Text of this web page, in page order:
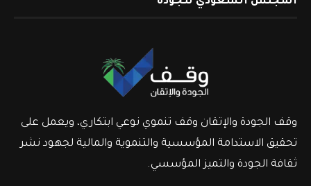
وقف الجودة والإتقان وقف تنموي نوعي ابتكاري، ويعمل على
تحقيق الاستدامة المؤسسية والتنموية والمالية لجهود نشر
ثقافة الجودة والتميز المؤسسي.